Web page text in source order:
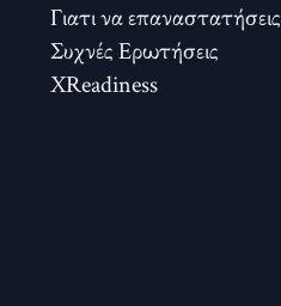
Γιατι να επαναστατήσεις
Συχνές Ερωτήσεις
XReadiness